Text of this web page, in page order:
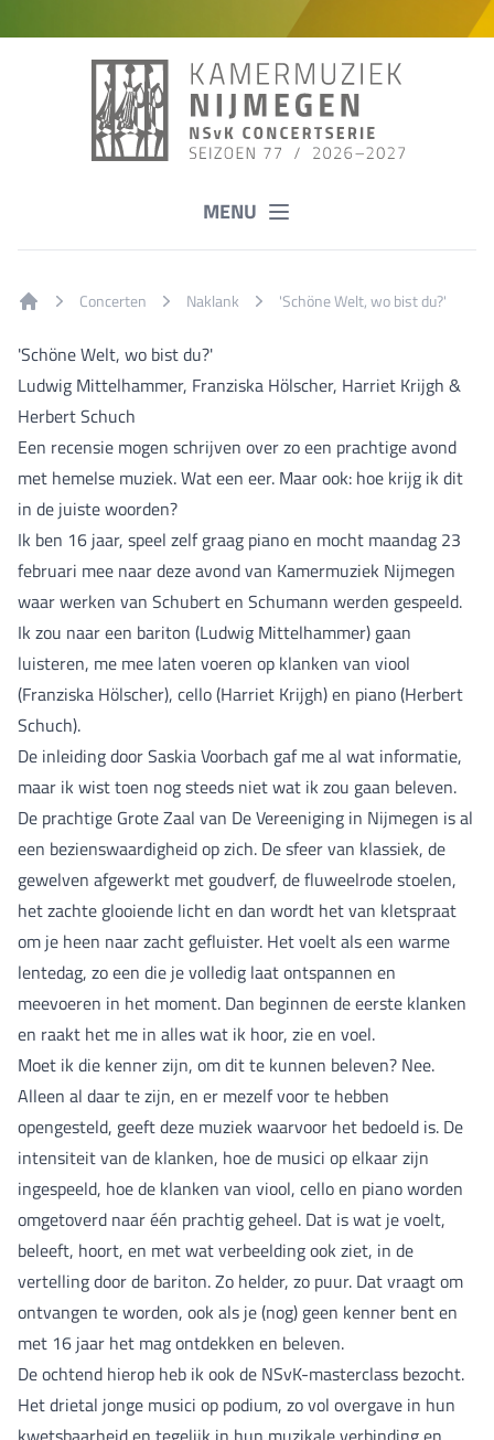
MENU
Concerten Naklank 'Schöne Welt, wo bist du?'
'Schöne Welt, wo bist du?'
Ludwig Mittelhammer, Franziska Hölscher, Harriet Krijgh &
Herbert Schuch
Een recensie mogen schrijven over zo een prachtige avond
met hemelse muziek. Wat een eer. Maar ook: hoe krijg ik dit
in de juiste woorden?
Ik ben 16 jaar, speel zelf graag piano en mocht maandag 23
februari mee naar deze avond van Kamermuziek Nijmegen
waar werken van Schubert en Schumann werden gespeeld.
Ik zou naar een bariton (Ludwig Mittelhammer) gaan
luisteren, me mee laten voeren op klanken van viool
(Franziska Hölscher), cello (Harriet Krijgh) en piano (Herbert
Schuch).
De inleiding door Saskia Voorbach gaf me al wat informatie,
maar ik wist toen nog steeds niet wat ik zou gaan beleven.
De prachtige Grote Zaal van De Vereeniging in Nijmegen is al
een bezienswaardigheid op zich. De sfeer van klassiek, de
gewelven afgewerkt met goudverf, de fluweelrode stoelen,
het zachte glooiende licht en dan wordt het van kletspraat
om je heen naar zacht gefluister. Het voelt als een warme
lentedag, zo een die je volledig laat ontspannen en
meevoeren in het moment. Dan beginnen de eerste klanken
en raakt het me in alles wat ik hoor, zie en voel.
Moet ik die kenner zijn, om dit te kunnen beleven? Nee.
Alleen al daar te zijn, en er mezelf voor te hebben
opengesteld, geeft deze muziek waarvoor het bedoeld is. De
intensiteit van de klanken, hoe de musici op elkaar zijn
ingespeeld, hoe de klanken van viool, cello en piano worden
omgetoverd naar één prachtig geheel. Dat is wat je voelt,
beleeft, hoort, en met wat verbeelding ook ziet, in de
vertelling door de bariton. Zo helder, zo puur. Dat vraagt om
ontvangen te worden, ook als je (nog) geen kenner bent en
met 16 jaar het mag ontdekken en beleven.
De ochtend hierop heb ik ook de NSvK-masterclass bezocht.
Het drietal jonge musici op podium, zo vol overgave in hun